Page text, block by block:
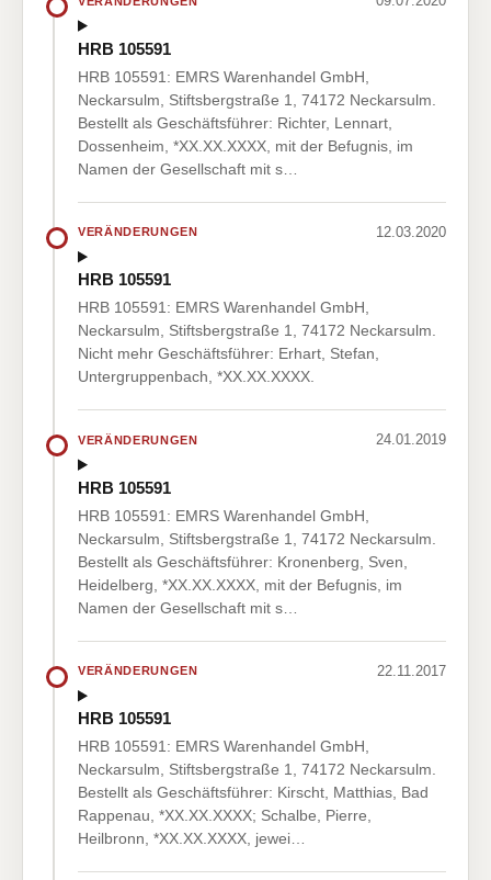
HRB 105591
HRB 105591: EMRS Warenhandel GmbH,
Neckarsulm, Stiftsbergstraße 1, 74172 Neckarsulm.
Bestellt als Geschäftsführer: Richter, Lennart,
Dossenheim, *XX.XX.XXXX, mit der Befugnis, im
Namen der Gesellschaft mit s…
VERÄNDERUNGEN 12.03.2020
HRB 105591
HRB 105591: EMRS Warenhandel GmbH,
Neckarsulm, Stiftsbergstraße 1, 74172 Neckarsulm.
Nicht mehr Geschäftsführer: Erhart, Stefan,
Untergruppenbach, *XX.XX.XXXX.
VERÄNDERUNGEN 24.01.2019
HRB 105591
HRB 105591: EMRS Warenhandel GmbH,
Neckarsulm, Stiftsbergstraße 1, 74172 Neckarsulm.
Bestellt als Geschäftsführer: Kronenberg, Sven,
Heidelberg, *XX.XX.XXXX, mit der Befugnis, im
Namen der Gesellschaft mit s…
VERÄNDERUNGEN 22.11.2017
HRB 105591
HRB 105591: EMRS Warenhandel GmbH,
Neckarsulm, Stiftsbergstraße 1, 74172 Neckarsulm.
Bestellt als Geschäftsführer: Kirscht, Matthias, Bad
Rappenau, *XX.XX.XXXX; Schalbe, Pierre,
Heilbronn, *XX.XX.XXXX, jewei…